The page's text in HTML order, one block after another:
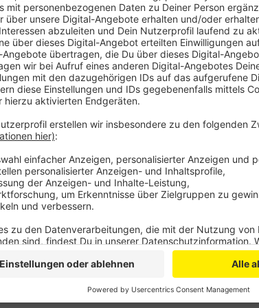
Grund dafür sind die gestiegenen
für Covestro besser gelaufen als
Corona-Lockdown schneller
Quartal mit einem Plus beendet.
Gute Nachrichten gibt es außerdem
Covestro stoße man im Laufe des
bisher erwartet.
Anzeige